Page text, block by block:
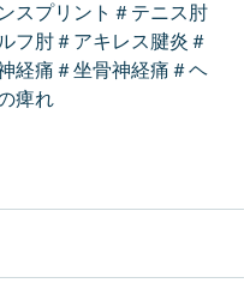
スプリント＃テニス肘
フ肘＃アキレス腱炎＃
経痛＃坐骨神経痛＃ヘ
痺れ